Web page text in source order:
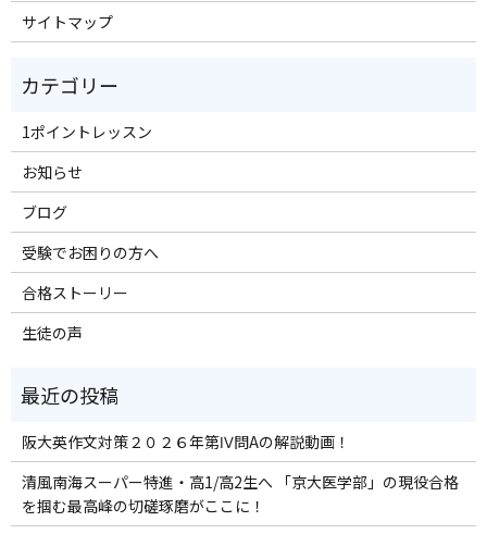
サイトマップ
1ポイントレッスン
お知らせ
ブログ
受験でお困りの方へ
合格ストーリー
生徒の声
阪大英作文対策２０２６年第Ⅳ問Aの解説動画！
清風南海スーパー特進・高1/高2生へ 「京大医学部」の現役合格
を掴む最高峰の切磋琢磨がここに！